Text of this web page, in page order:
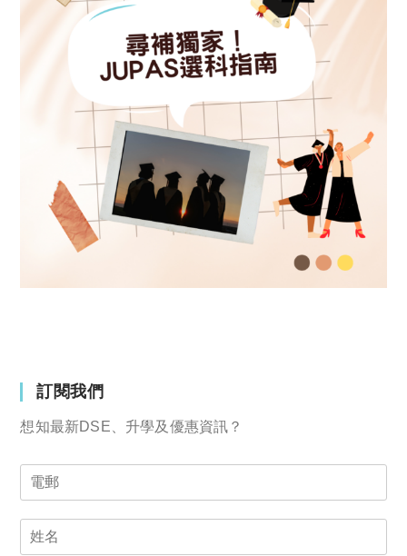
訂閱我們
想知最新DSE、升學及優惠資訊？